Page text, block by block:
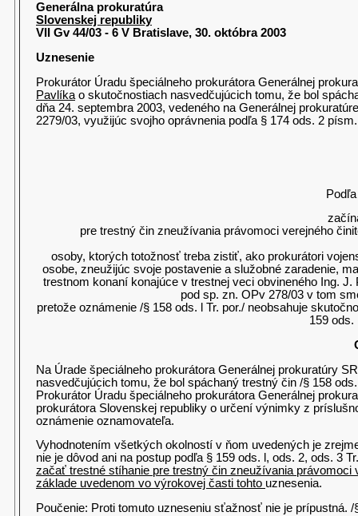
Generálna prokuratúra
Slovenskej republiky
VII Gv 44/03 - 6 V Bratislave, 30. októbra 2003
Uznesenie
Prokurátor Úradu špeciálneho prokurátora Generálnej
Pavlíka o skutočnostiach nasvedčujúcich tomu, že bol
dňa 24. septembra 2003, vedeného na Generálnej
2279/03, využijúc svojho oprávnenia podľa § 174 ods. 2
pre trestný čin zneužívania právomoci verejného
osoby, ktorých totožnosť treba zistiť, ako prokurátori
osobe, zneužijúc svoje postavenie a služobné zaradenie,
trestnom konaní konajúce v trestnej veci obvineného Ing.
pod sp. zn. OPv 278/03 v tom
pretože oznámenie /§ 158 ods. l Tr. por./ neobsahuje
159 ods.
Na Úrade špeciálneho prokurátora Generálnej prokuratúry
nasvedčujúcich tomu, že bol spáchaný trestný čin /§ 158
Prokurátor Úradu špeciálneho prokurátora Generálnej
prokurátora Slovenskej republiky o určení výnimky z
oznámenie oznamovateľa.
Vyhodnotením všetkých okolností v ňom uvedených je
nie je dôvod ani na postup podľa § 159 ods. l, ods. 2, ods. 3
začať trestné stíhanie pre trestný čin zneužívania
základe uvedenom vo výrokovej časti tohto uznesenia.
Poučenie: Proti tomuto uzneseniu sťažnosť nie je prípustná. /